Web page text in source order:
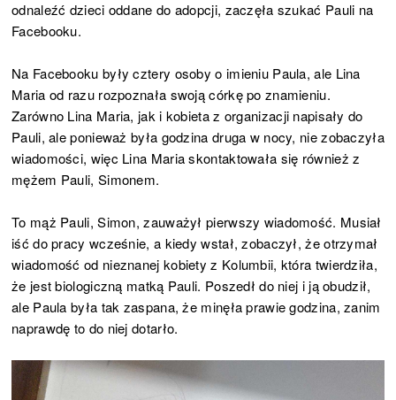
odnaleźć dzieci oddane do adopcji, zaczęła szukać Pauli na
Facebooku.
Na Facebooku były cztery osoby o imieniu Paula, ale Lina
Maria od razu rozpoznała swoją córkę po znamieniu.
Zarówno Lina Maria, jak i kobieta z organizacji napisały do
Pauli, ale ponieważ była godzina druga w nocy, nie zobaczyła
wiadomości, więc Lina Maria skontaktowała się również z
mężem Pauli, Simonem.
To mąż Pauli, Simon, zauważył pierwszy wiadomość. Musiał
iść do pracy wcześnie, a kiedy wstał, zobaczył, że otrzymał
wiadomość od nieznanej kobiety z Kolumbii, która twierdziła,
że jest biologiczną matką Pauli. Poszedł do niej i ją obudził,
ale Paula była tak zaspana, że minęła prawie godzina, zanim
naprawdę to do niej dotarło.